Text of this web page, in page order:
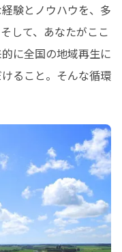
験とノウハウを、多
して、あなたがここ
に全国の地域再生に
ること。そんな循環